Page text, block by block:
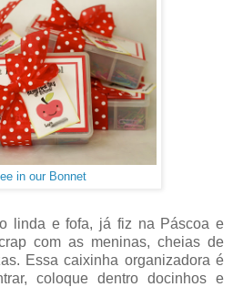
in our Bonnet
linda e fofa, já fiz na Páscoa e
com as meninas, cheias de
Essa caixinha organizadora é
coloque dentro docinhos e